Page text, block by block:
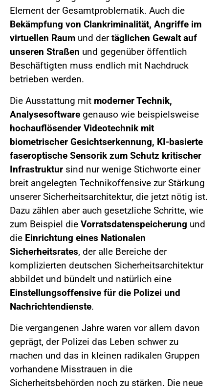
Element der Gesamtproblematik. Auch die
Bekämpfung von Clankriminalität, Angriffe im
virtuellen Raum und dertäglichen Gewalt auf
unseren Straßen und gegenüber öffentlich
Beschäftigten muss endlich mit Nachdruck
betrieben werden.
Die Ausstattung mit moderner Technik,
Analysesoftware genauso wie beispielsweise
hochauflösender Videotechnik mit
biometrischer Gesichtserkennung, KI-basierte
faseroptische Sensorik zum Schutz kritischer
Infrastruktur sind nur wenige Stichworte einer
breit angelegten Technikoffensive zur Stärkung
unserer Sicherheitsarchitektur, die jetzt nötig ist.
Dazu zählen aber auch gesetzliche Schritte, wie
zum Beispiel die Vorratsdatenspeicherung und
die Einrichtung eines Nationalen
Sicherheitsrates, der alle Bereiche der
komplizierten deutschen Sicherheitsarchitektur
abbildet und bündelt und natürlich eine
Einstellungsoffensive für die Polizei und
Nachrichtendienste.
Die vergangenen Jahre waren vor allem davon
geprägt, der Polizei das Leben schwer zu
machen und das in kleinen radikalen Gruppen
vorhandene Misstrauen in die
Sicherheitsbehörden noch zu stärken. Die neue